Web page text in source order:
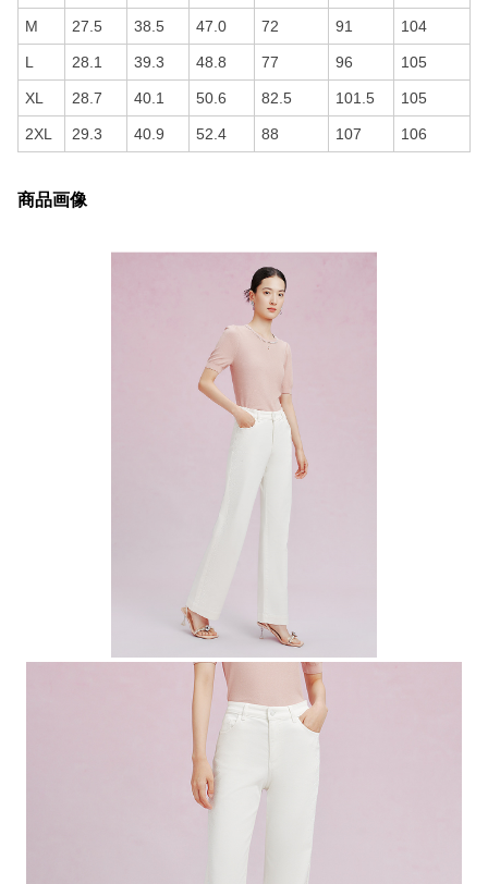
M 27.5 38.5 47.0 72 91 104
L 28.1 39.3 48.8 77 96 105
XL 28.7 40.1 50.6 82.5 101.5 105
2XL 29.3 40.9 52.4 88 107 106
商品画像